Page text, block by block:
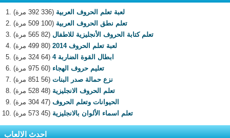
لعبة تعلم الحروف العربية (336 392 مرة)
تعلم نطق الحروف العربية (100 509 مرة)
تعلم كتابة الحروف الأنجليزية للاطفال (82 565 مرة)
لعبة تعلم الحروف 2014
(80 499 مرة)
ابطال القوة الضاربة 4
(64 324 مرة)
تعليم حروف الهجاء (60 975 مرة)
نزع حمالة صدر البنات (56 851 مرة)
تعلم الحروف الانجليزية (48 528 مرة)
الحيوانات وتعلم الحروف (47 304 مرة)
تعلم اسماء الألوان بالانجليزية (45 573 مرة)
احدث الالعاب